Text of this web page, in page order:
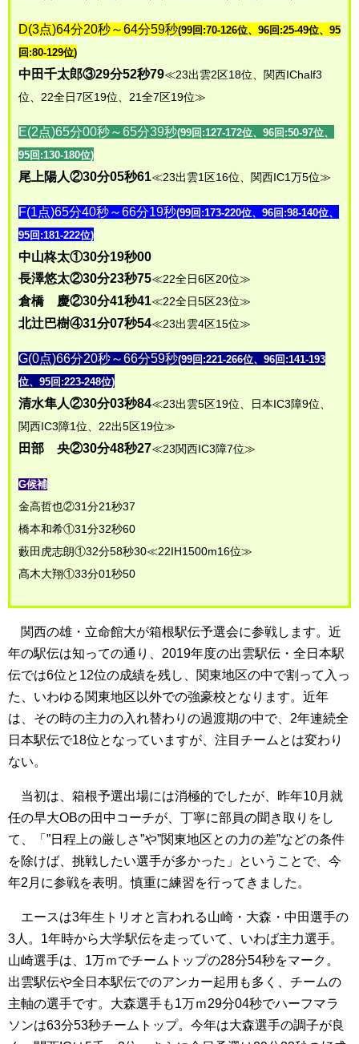
D(3点)64分20秒～64分59秒(99回:70-126位、96回:25-49位、95
回:80-129位)
中田千太郎③29分52秒79≪23出雲2区18位、関西IChalf3
位、22全日7区19位、21全7区19位≫
E(2点)65分00秒～65分39秒(99回:127-172位、96回:50-97位、
95回:130-180位)
尾上陽人②30分05秒61≪23出雲1区16位、関西IC1万5位≫
F(1点)65分40秒～66分19秒(99回:173-220位、96回:98-140位、
95回:181-222位)
中山柊太①30分19秒00
長澤悠太②30分23秒75≪22全日6区20位≫
倉橋 慶②30分41秒41≪22全日5区23位≫
北辻巴樹④31分07秒54≪23出雲4区15位≫
G(0点)66分20秒～66分59秒(99回:221-266位、96回:141-193
位、95回:223-248位)
清水隼人②30分03秒84≪23出雲5区19位、日本IC3障9位、
関西IC3障1位、22出5区19位≫
田部 央②30分48秒27≪23関西IC3障7位≫
G候補
金高哲也②31分21秒37
橋本和希①31分32秒60
藪田虎志朗①32分58秒30≪22IH1500m16位≫
髙木大翔①33分01秒50
関西の雄・立命館大が箱根駅伝予選会に参戦します。近
年の駅伝は知っての通り、2019年度の出雲駅伝・全日本駅
伝では6位と12位の成績を残し、関東地区の中で割って入っ
た、いわゆる関東地区以外での強豪校となります。近年
は、その時の主力の入れ替わりの過渡期の中で、2年連続全
日本駅伝で18位となっていますが、注目チームとは変わり
ない。
当初は、箱根予選出場には消極的でしたが、昨年10月就
任の早大OBの田中コーチが、丁寧に部員の聞き取りをし
て、「”日程上の厳しさ”や”関東地区との力の差”などの条件
を除けば、挑戦したい選手が多かった」ということで、今
年2月に参戦を表明。慎重に練習を行ってきました。
エースは3年生トリオと言われる山崎・大森・中田選手の
3人。1年時から大学駅伝を走っていて、いわば主力選手。
山崎選手は、1万ｍでチームトップの28分54秒をマーク。
出雲駅伝や全日本駅伝でのアンカー起用も多く、チームの
主軸の選手です。大森選手も1万ｍ29分04秒でハーフマラ
ソンは63分53秒チームトップ。今年は大森選手の調子が良